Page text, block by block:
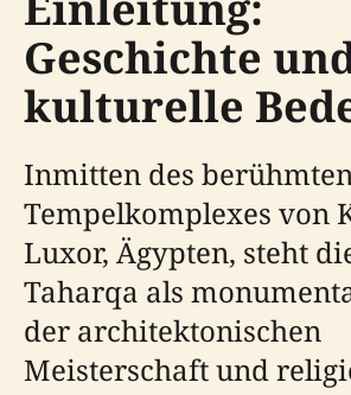
Geschichte
kulturelle
Inmitten des
Tempelkomplexes von
Luxor, Ägypten, steht
Taharqa als
der architektonischen
Meisterschaft und